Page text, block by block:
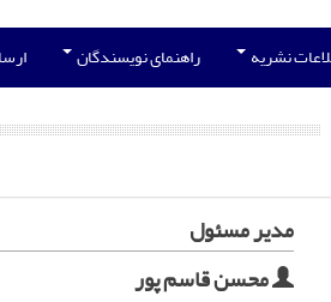
نشریه راهنمای نویسندگان
مدیر مسئول
محسن قاسم پور